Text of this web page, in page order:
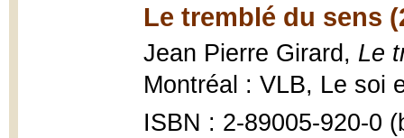
Le tremblé du sens
Jean Pierre Girard, Le
Montréal : VLB, Le soi
ISBN : 2-89005-920-0